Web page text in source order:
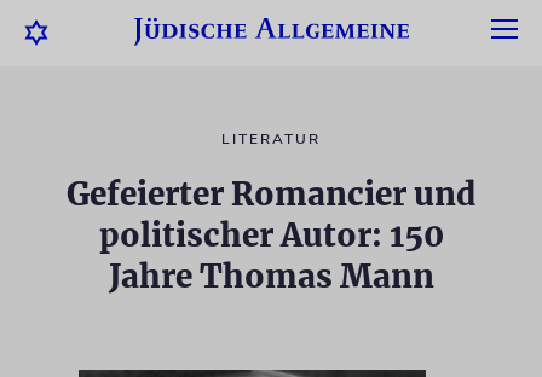
LITERATUR
Gefeierter Romancier und
politischer Autor: 150
Jahre Thomas Mann